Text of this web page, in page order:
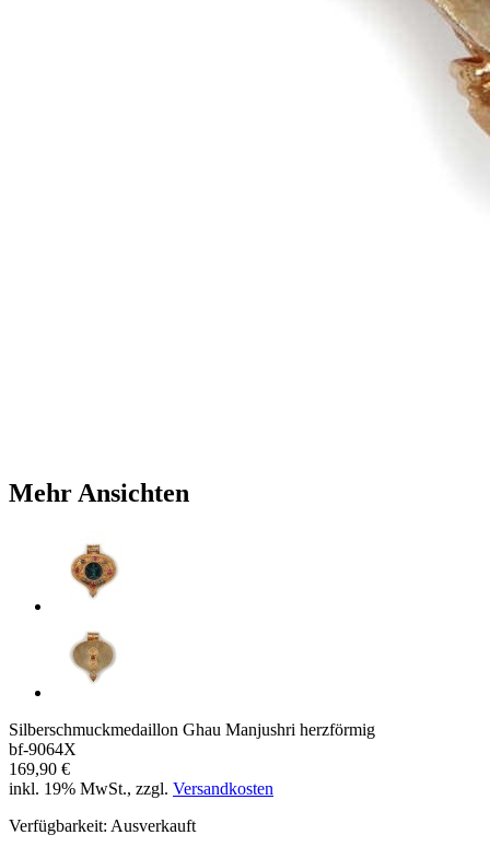
Mehr Ansichten
Silberschmuckmedaillon Ghau Manjushri herzförmig
bf-9064X
169,90 €
inkl. 19% MwSt., zzgl. Versandkosten
Verfügbarkeit: Ausverkauft